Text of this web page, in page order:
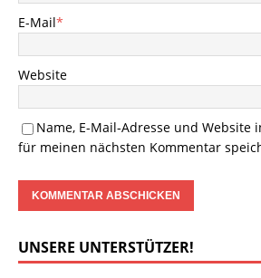
E-Mail*
Website
Name, E-Mail-Adresse und Website
für meinen nächsten Kommentar
UNSERE UNTERSTÜTZER!